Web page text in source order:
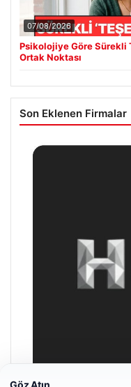
07/08/2026
Psikolojiye Göre Sürekli
Ortak Noktası
Son Eklenen Firmalar
Göz Atın